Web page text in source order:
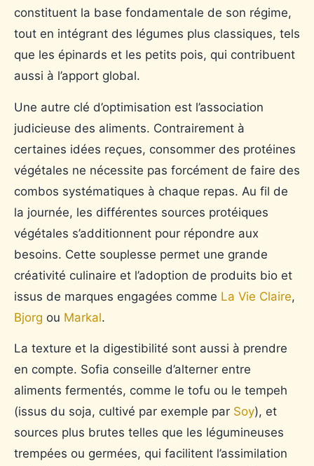
constituent la base fondamentale de son régime,
tout en intégrant des légumes plus classiques, tels
que les épinards et les petits pois, qui contribuent
aussi à l’apport global.
Une autre clé d’optimisation est l’association
judicieuse des aliments. Contrairement à
certaines idées reçues, consommer des protéines
végétales ne nécessite pas forcément de faire des
combos systématiques à chaque repas. Au fil de
la journée, les différentes sources protéiques
végétales s’additionnent pour répondre aux
besoins. Cette souplesse permet une grande
créativité culinaire et l’adoption de produits bio et
issus de marques engagées comme La Vie Claire,
Bjorg ou Markal.
La texture et la digestibilité sont aussi à prendre
en compte. Sofia conseille d’alterner entre
aliments fermentés, comme le tofu ou le tempeh
(issus du soja, cultivé par exemple par Soy), et
sources plus brutes telles que les légumineuses
trempées ou germées, qui facilitent l’assimilation